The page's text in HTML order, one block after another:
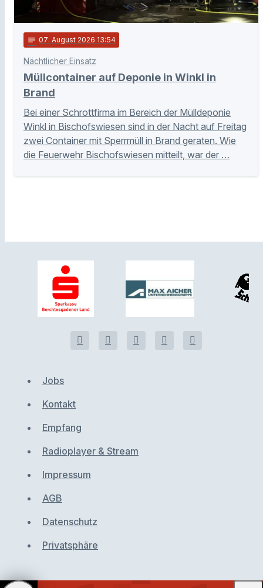
notes 07. August 2026 13:54
Nächtlicher Einsatz
Müllcontainer auf Deponie in Winkl in
Brand
Bei einer Schrottfirma im Bereich der Mülldeponie
Winkl in Bischofswiesen sind in der Nacht auf Freitag
zwei Container mit Sperrmüll in Brand geraten. Wie
die Feuerwehr Bischofswiesen mitteilt, war der …
Jobs
Kontakt
Empfang
Radioplayer & Stream
Impressum
AGB
Datenschutz
Privatsphäre